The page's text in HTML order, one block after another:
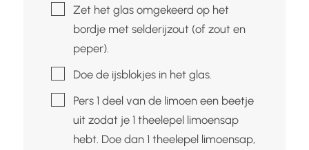
▢
Zet het glas omgekeerd op het
bordje met selderijzout (of zout en
peper).
▢Doe de ijsblokjes in het glas.
▢Pers 1 deel van de limoen een beetje
uit zodat je 1 theelepel limoensap
hebt. Doe dan 1 theelepel limoensap,